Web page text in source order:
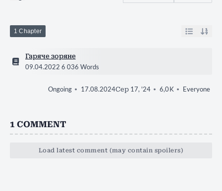
1 Chapter
Гаряче зоряне
09.04.2022 6 036 Words
Ongoing 17.08.2024Сер 17, '24 6,0 K Everyone
1 COMMENT
Load latest comment (may contain spoilers)